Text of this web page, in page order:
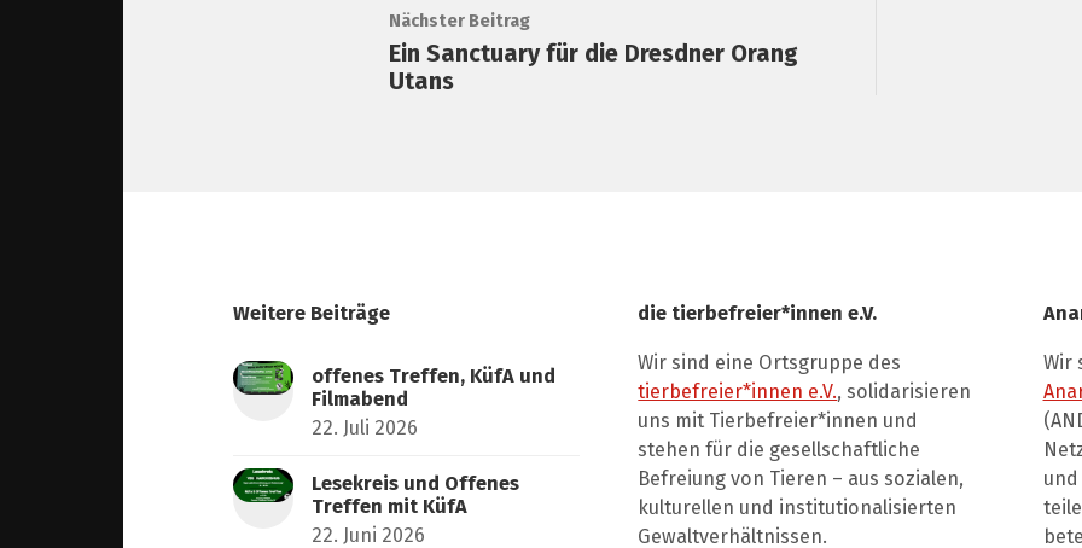
Nächster Beitrag
Ein Sanctuary für die Dresdner Orang
Utans
Weitere Beiträge
offenes Treffen, KüfA und
Filmabend
22. Juli 2026
Lesekreis und Offenes
Treffen mit KüfA
22. Juni 2026
die tierbefreier*innen e.V.
Wir sind eine Ortsgruppe des
tierbefreier*innen e.V., solidarisieren
uns mit Tierbefreier*innen und
stehen für die gesellschaftliche
Befreiung von Tieren – aus sozialen,
kulturellen und institutionalisierten
Gewaltverhältnissen.
Wir